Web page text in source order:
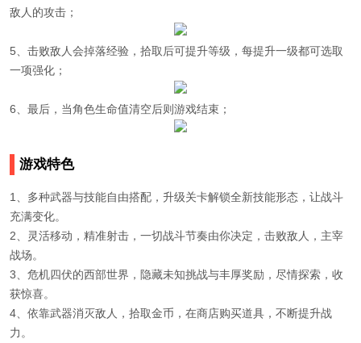
敌人的攻击；
5、击败敌人会掉落经验，拾取后可提升等级，每提升一级都可选取
一项强化；
6、最后，当角色生命值清空后则游戏结束；
游戏特色
1、多种武器与技能自由搭配，升级关卡解锁全新技能形态，让战斗
充满变化。
2、灵活移动，精准射击，一切战斗节奏由你决定，击败敌人，主宰
战场。
3、危机四伏的西部世界，隐藏未知挑战与丰厚奖励，尽情探索，收
获惊喜。
4、依靠武器消灭敌人，拾取金币，在商店购买道具，不断提升战
力。